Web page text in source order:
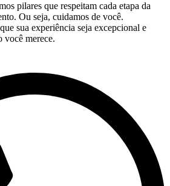
pilares que respeitam cada etapa da
Ou seja, cuidamos de você.
sua experiência seja excepcional e
você merece.